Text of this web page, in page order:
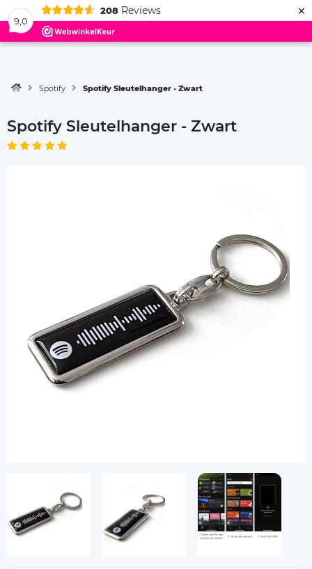
9,0
208 Reviews ×
Menu
Spotify Spotify Sleutelhanger - Zwart
Spotify Sleutelhanger - Zwart